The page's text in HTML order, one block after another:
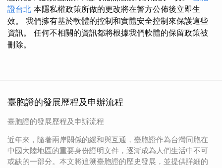
證台北 本隱私權政策所做的更改將在警方公佈後立即生
效。 我們擁有基於軟體的控制和實體安全控制來保護這些
資訊。 任何不相關的資訊都將根據我們軟體的保留政策被
刪除。
臺胞證的發展歷程及申辦流程
臺胞證的發展歷程及申辦流程
近年來，隨著兩岸關係的緩和與互通，臺胞證作為台灣同胞在
中國大陸地區的重要身份證明文件，逐漸成為人們生活中不可
或缺的一部分。本文將追溯臺胞證的歷史發展，並提供詳細的